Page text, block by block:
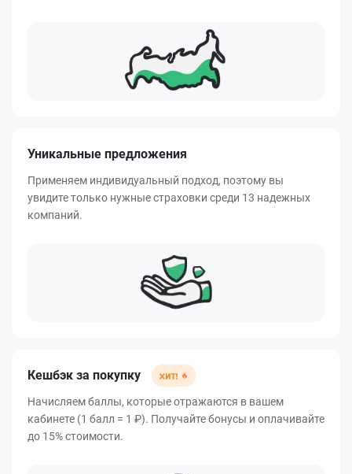
Уникальные предложения
Применяем индивидуальный подход, поэтому вы
увидите только нужные страховки среди 13 надежных
компаний.
Кешбэк за покупку
Начисляем баллы, которые отражаются в вашем
кабинете (1 балл = 1 ₽). Получайте бонусы и оплачивайте
до 15% стоимости.